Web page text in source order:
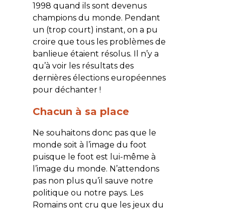
1998 quand ils sont devenus
champions du monde. Pendant
un (trop court) instant, on a pu
croire que tous les problèmes de
banlieue étaient résolus. Il n’y a
qu’à voir les résultats des
dernières élections européennes
pour déchanter !
Chacun à sa place
Ne souhaitons donc pas que le
monde soit à l’image du foot
puisque le foot est lui-même à
l’image du monde. N’attendons
pas non plus qu’il sauve notre
politique ou notre pays. Les
Romains ont cru que les jeux du